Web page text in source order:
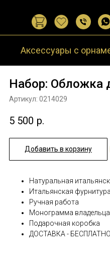
Аксессуары с
Набор: Обложка
Артикул: 0214029
5 500 р.
Добавить в корзину
Натуральная
Итальянская фурнитура
Ручная работа
Монограмма владельца
Подарочная коробка
ДОСТАВКА - БЕСПЛАТНО